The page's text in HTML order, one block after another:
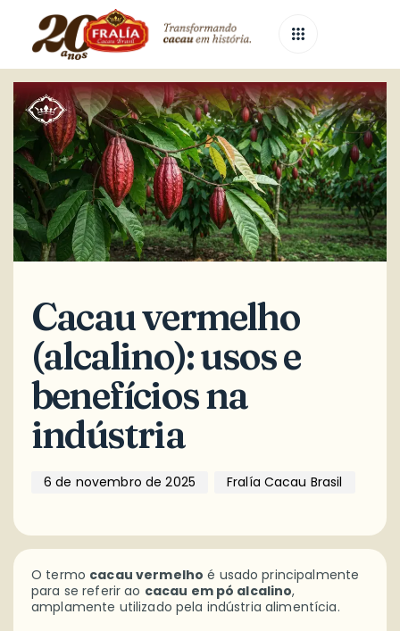
Cacau vermelho
(alcalino): usos e
benefícios na
indústria
6 de novembro de 2025 Fralía Cacau Brasil
O termo cacau vermelho é usado principalmente
para se referir ao cacau em pó alcalino,
amplamente utilizado pela indústria alimentícia.